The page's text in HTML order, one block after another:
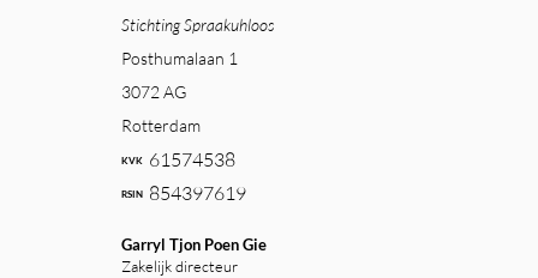
Stichting Spraakuhloos
Posthumalaan 1
3072 AG
Rotterdam
61574538
854397619
Garryl Tjon Poen Gie
Zakelijk directeur